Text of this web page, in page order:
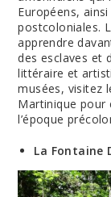
Européens,
postcoloniales.
apprendre
des esclaves et
littéraire et
musées, visitez
Martinique pour
l’époque
La Fontaine